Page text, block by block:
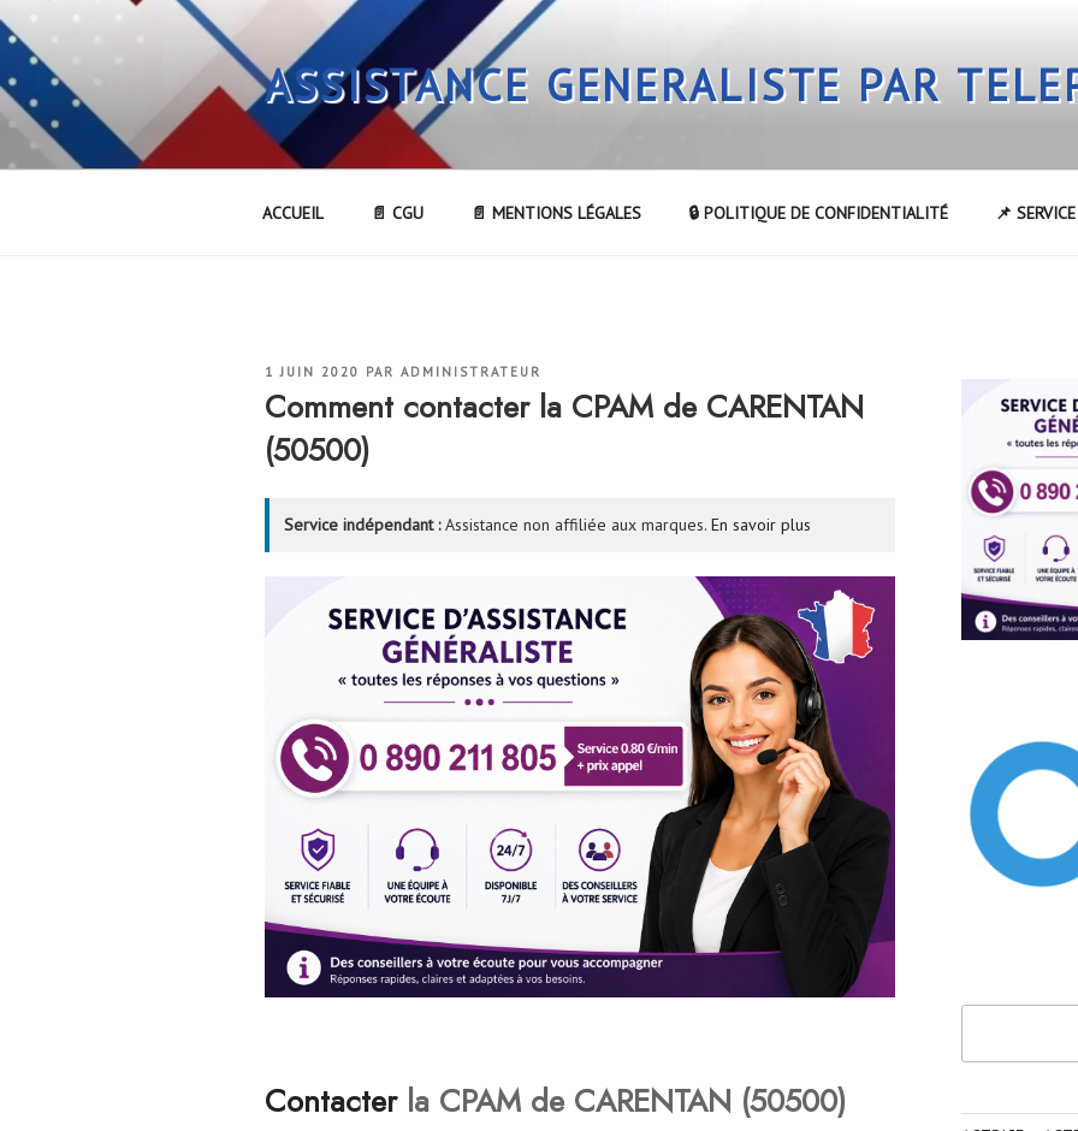
Aller
au
contenu
principal
ASSISTANCE GENERALISTE PAR
ACCUEIL 📄 CGU 📄 MENTIONS LÉGALES 🔒 POLITIQUE DE CONFIDENTIALITÉ 📌
PUBLIÉ
1 JUIN 2020 PAR ADMINISTRATEUR
Comment contacter la CPAM de CARENTAN
(50500)
Service indépendant :Assistance non affiliée aux marques. En savoir plus
Contacterla CPAM de CARENTAN (50500)